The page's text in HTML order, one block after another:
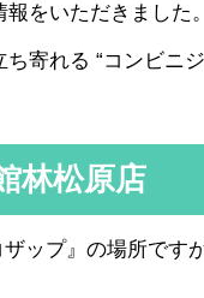
をいただきました
寄れる “コンビニ
林松原店
ザップ』の場所です